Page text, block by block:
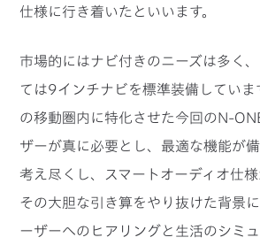
仕様に行き着いたといいます。
市場的にはナビ付きのニーズは多く
ては9インチナビを標準装備していま
の移動圏内に特化させた今回のN-
ザーが真に必要とし、最適な機能が
考え尽くし、スマートオーディオ仕様
その大胆な引き算をやり抜けた背景
ーザーへのヒアリングと生活のシミ